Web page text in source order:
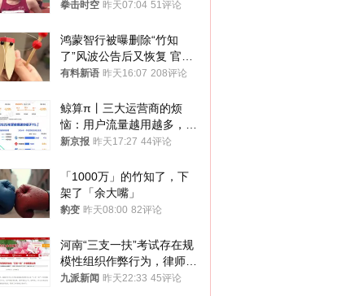
默不作声
拳击时空 昨天07:04 51评论
鸿蒙智行被曝删除“竹知
了”风波公告后又恢复 官媒
曾力挺：劝华为要大度的，
有料新语 昨天16:07 208评论
鲸算π丨三大运营商的烦
恼：用户流量越用越多，收
入却越来越少
新京报 昨天17:27 44评论
「1000万」的竹知了，下
架了「余大嘴」
豹变 昨天08:00 82评论
河南“三支一扶”考试存在规
模性组织作弊行为，律师：
涉嫌非法获取国家秘密罪等
九派新闻 昨天22:33 45评论